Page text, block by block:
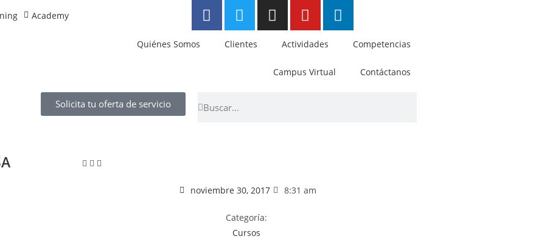
Academy
Quiénes Somos Clientes Actividades Competencias
Campus Virtual Contáctanos
Solicita tu oferta de servicio
noviembre 30, 2017 8:31 am
Categoría:
Cursos